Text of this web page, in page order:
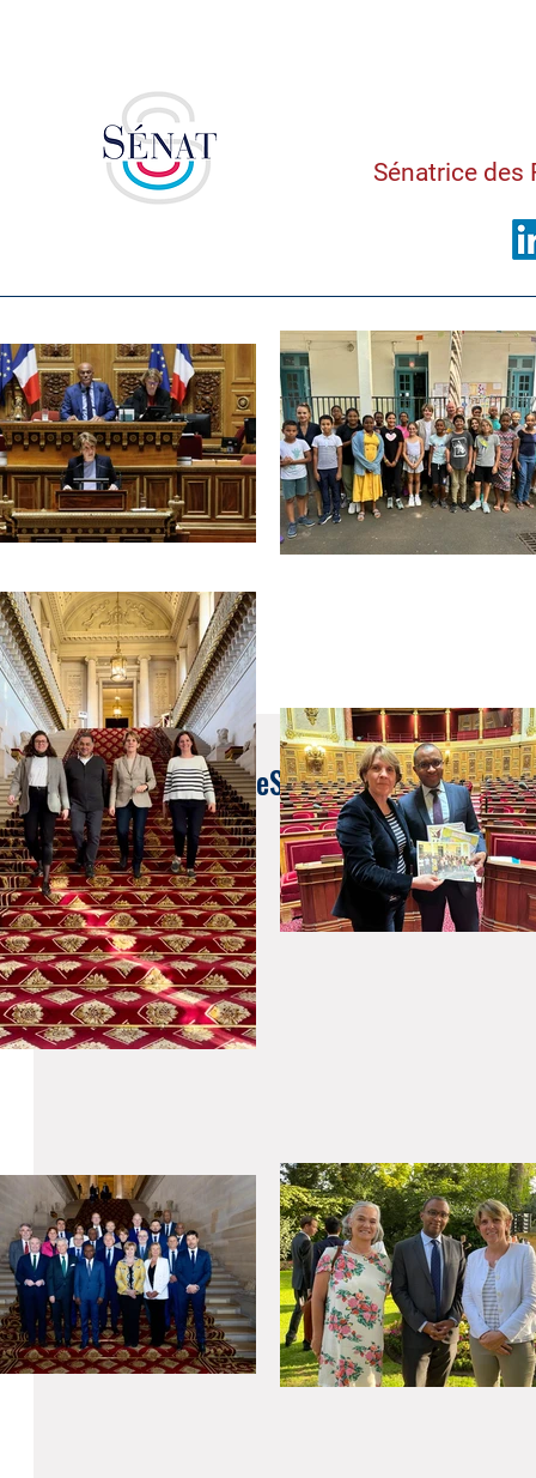
Sénatrice des
Rendez-vous ReflexeS n°7 : les
12 sept. 2023